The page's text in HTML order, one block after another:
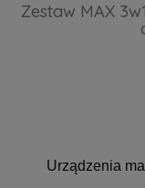
Zestaw MAX
Urządzenia